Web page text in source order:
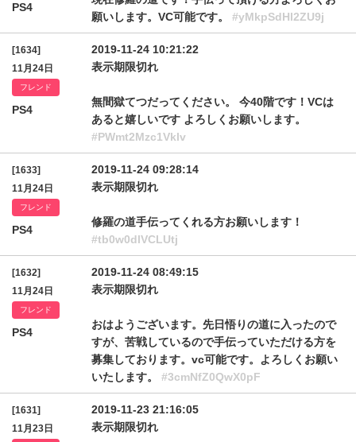
PS4
願いします。VC可能です。 #yMkpSdHl2ZU9j
[1634]
11月24日
フレンド
PS4
2019-11-24 10:21:22
表示期限切れ
無間獄てつだってください。 今40階です！VCは
あると嬉しいです よろしくお願いします。
#PWmt2Mzc1Vklv
[1633]
11月24日
フレンド
PS4
2019-11-24 09:28:14
表示期限切れ
修羅の道手伝ってくれる方お願いします！
#tb0w0dlVCLUtj
[1632]
11月24日
フレンド
PS4
2019-11-24 08:49:15
表示期限切れ
おはようございます。先日悟りの道に入ったので
すが、苦戦しているので手伝っていただける方を
募集しております。vc可能です。よろしくお願い
いたします。 #3cmNfZ0QwX0pF
[1631]
11月23日
2019-11-23 21:16:05
表示期限切れ